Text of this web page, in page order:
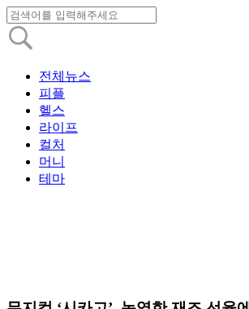
전체뉴스
피플
헬스
라이프
컬처
머니
테마